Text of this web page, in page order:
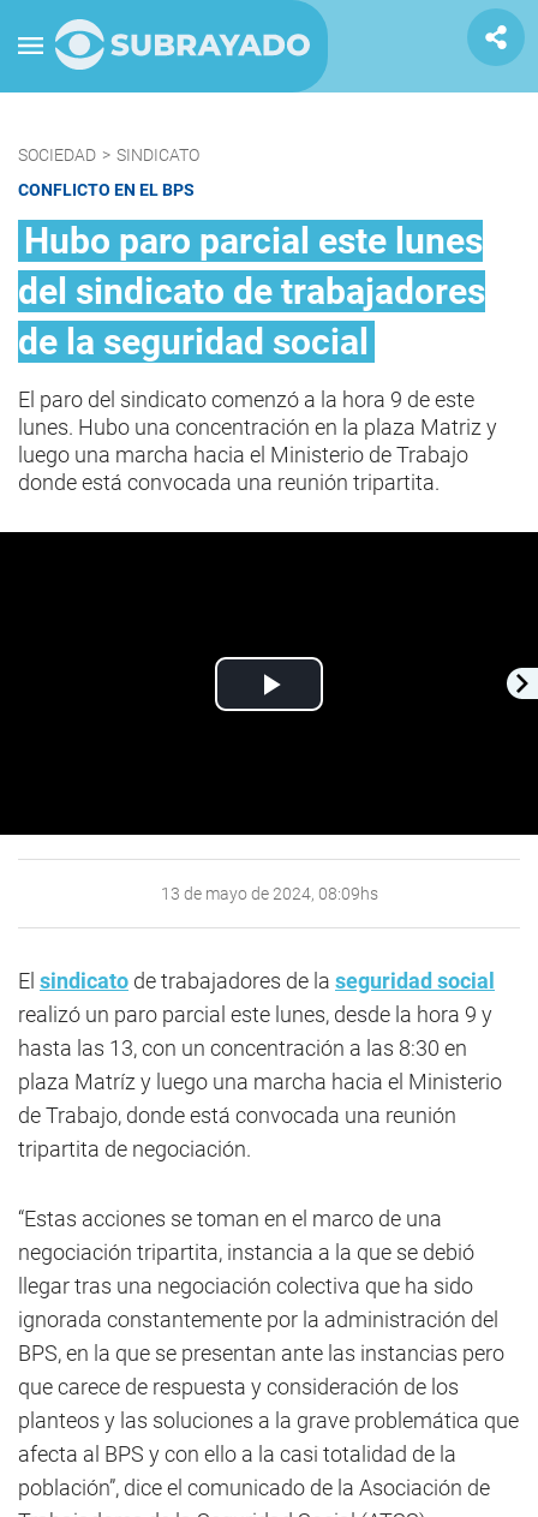
SOCIEDAD > SINDICATO
CONFLICTO EN EL BPS
Hubo paro parcial este lunes
del sindicato de trabajadores
de la seguridad social
El paro del sindicato comenzó a la hora 9 de este
lunes. Hubo una concentración en la plaza Matriz y
luego una marcha hacia el Ministerio de Trabajo
donde está convocada una reunión tripartita.
Play
13 de mayo de 2024, 08:09hs
El sindicato de trabajadores de la seguridad social
realizó un paro parcial este lunes, desde la hora 9 y
hasta las 13, con un concentración a las 8:30 en
plaza Matríz y luego una marcha hacia el Ministerio
de Trabajo, donde está convocada una reunión
tripartita de negociación.
“Estas acciones se toman en el marco de una
negociación tripartita, instancia a la que se debió
llegar tras una negociación colectiva que ha sido
ignorada constantemente por la administración del
BPS, en la que se presentan ante las instancias pero
que carece de respuesta y consideración de los
planteos y las soluciones a la grave problemática que
afecta al BPS y con ello a la casi totalidad de la
población”, dice el comunicado de la Asociación de